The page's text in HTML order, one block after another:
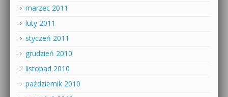
marzec 2011
luty 2011
styczeń 2011
grudzień 2010
listopad 2010
październik 2010